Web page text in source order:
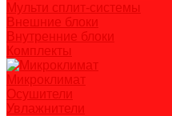
Мульти сплит-системы
Внешние блоки
Внутренние блоки
Комплекты
Микроклимат
Осушители
Увлажнители